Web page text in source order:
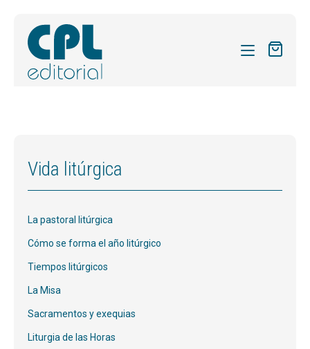
menú
ACTUALIDAD
BLOG
CONTACTO
MI CUENTA
Vida litúrgica
La pastoral litúrgica
Cómo se forma el año litúrgico
Tiempos litúrgicos
La Misa
Sacramentos y exequias
Liturgia de las Horas